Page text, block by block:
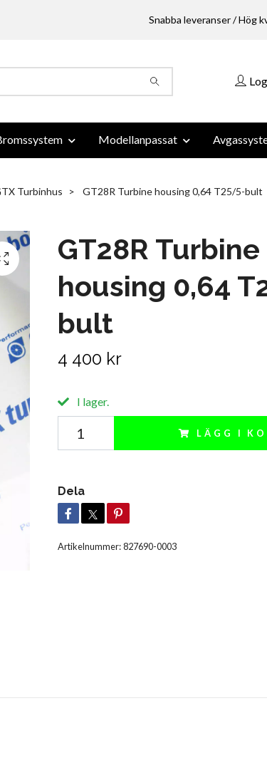
Snabba leveranser / Hög
Modellanpassat
Turbinhus GT28R Turbine housing 0,64 T25/5-bult
GT28R Turbine
housing 0,64
bult
4 400 kr
I lager.
LÄGG I
Dela
Artikelnummer:827690-0003